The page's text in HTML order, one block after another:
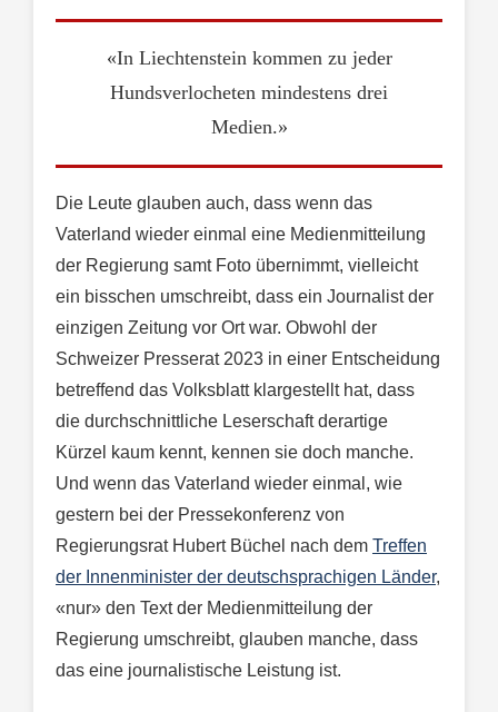
«In Liechtenstein kommen zu jeder
Hundsverlocheten mindestens drei
Medien.»
Die Leute glauben auch, dass wenn das
Vaterland wieder einmal eine Medienmitteilung
der Regierung samt Foto übernimmt, vielleicht
ein bisschen umschreibt, dass ein Journalist der
einzigen Zeitung vor Ort war. Obwohl der
Schweizer Presserat 2023 in einer Entscheidung
betreffend das Volksblatt klargestellt hat, dass
die durchschnittliche Leserschaft derartige
Kürzel kaum kennt, kennen sie doch manche.
Und wenn das Vaterland wieder einmal, wie
gestern bei der Pressekonferenz von
Regierungsrat Hubert Büchel nach dem Treffen
der Innenminister der deutschsprachigen Länder,
«nur» den Text der Medienmitteilung der
Regierung umschreibt, glauben manche, dass
das eine journalistische Leistung ist.